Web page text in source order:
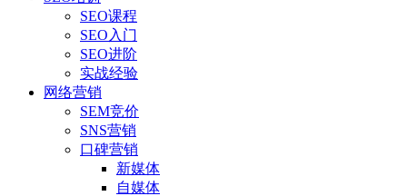
SEO课程
SEO入门
SEO进阶
实战经验
网络营销
SEM竞价
SNS营销
口碑营销
新媒体
自媒体